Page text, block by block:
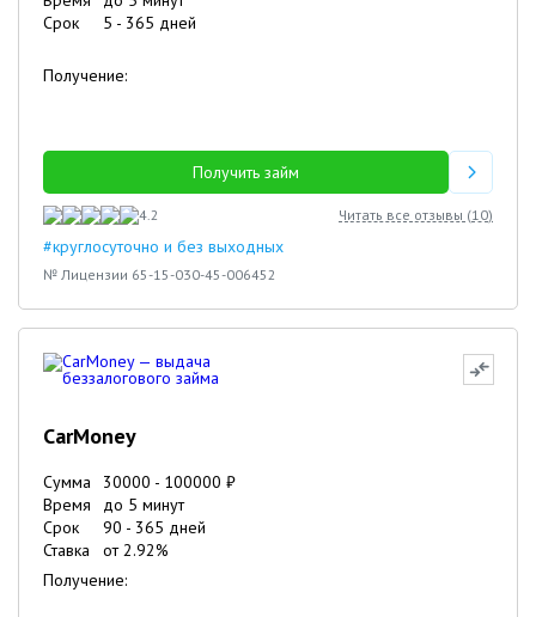
Срок
5 - 365 дней
Получение:
Получить займ
4.2 Читать все отзывы (10)
#круглосуточно и без выходных
№ Лицензии 65-15-030-45-006452
CarMoney
Сумма 30000 - 100000 ₽
Время
до 5 минут
Срок
90 - 365 дней
Ставка
от2.92%
Получение: